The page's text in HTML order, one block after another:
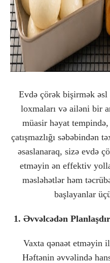
Evdə çörək bişirmək
loxmaları və ailəni bir
müasir həyat
çatışmazlığı səbəbindən
əsaslanaraq, sizə evdə
etməyin ən effektiv
məsləhətlər həm
başlayanlar
1. Əvvəlcədən
Vaxta qənaət etməyin
Həftənin əvvəlində